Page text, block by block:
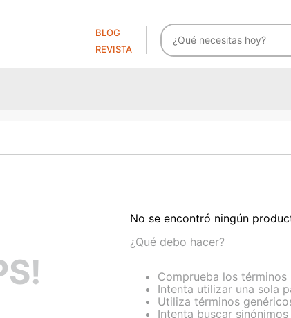
BLOG
REVISTA
No se encontró ningún
¿Qué debo hacer?
Comprueba los términos
Intenta utilizar una sola
Utiliza términos
Intenta buscar